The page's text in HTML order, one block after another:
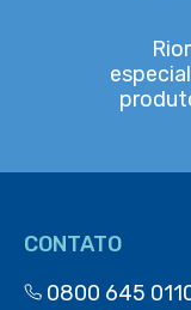
CONTATO
0800 645